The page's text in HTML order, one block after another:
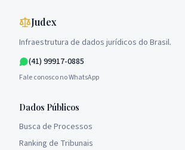
Judex
Infraestrutura de dados jurídicos do Brasil.
(41) 99917-0885
Fale conosco no WhatsApp
Dados Públicos
Busca de Processos
Ranking de Tribunais